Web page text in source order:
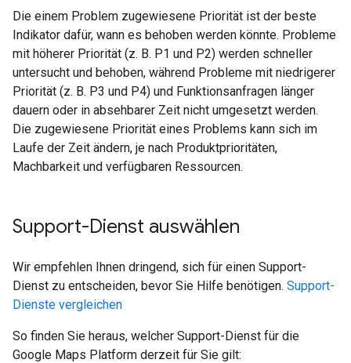
Die einem Problem zugewiesene Priorität ist der beste
Indikator dafür, wann es behoben werden könnte. Probleme
mit höherer Priorität (z. B. P1 und P2) werden schneller
untersucht und behoben, während Probleme mit niedrigerer
Priorität (z. B. P3 und P4) und Funktionsanfragen länger
dauern oder in absehbarer Zeit nicht umgesetzt werden.
Die zugewiesene Priorität eines Problems kann sich im
Laufe der Zeit ändern, je nach Produktprioritäten,
Machbarkeit und verfügbaren Ressourcen.
Support-Dienst auswählen
Wir empfehlen Ihnen dringend, sich für einen Support-
Dienst zu entscheiden, bevor Sie Hilfe benötigen. Support-
Dienste vergleichen
So finden Sie heraus, welcher Support-Dienst für die
Google Maps Platform derzeit für Sie gilt: